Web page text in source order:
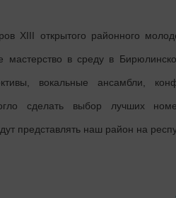
XIII открытого районного
мастерство в среду в
вокальные ансамбли,
сделать выбор лучших
представлять наш район на